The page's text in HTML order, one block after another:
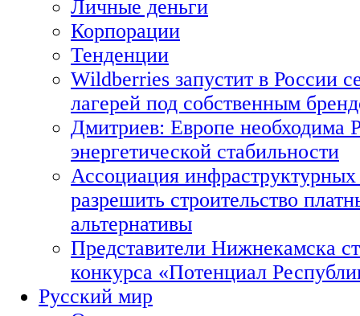
Личные деньги
Корпорации
Тенденции
Wildberries запустит в России
лагерей под собственным
Дмитриев: Европе необходима
энергетической стабильности
Ассоциация
разрешить строительство
альтернативы
Представители Нижнекамска
конкурса «Потенциал
Русский мир